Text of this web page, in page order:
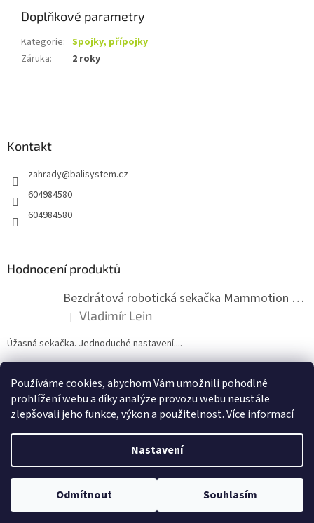
Používáme cookies, abychom Vám umožnili pohodlné
prohlížení webu a díky analýze provozu webu neustále
zlepšovali jeho funkce, výkon a použitelnost.Více informací
Nastavení
Odmítnout Souhlasím
Doplňkové parametry
Kategorie: Spojky, přípojky
Záruka: 2 roky
Kontakt
zahrady@balisystem.cz
604984580
604984580
Hodnocení produktů
Bezdrátová robotická sekačka Mammotion LUBA mini 2 1500
Hodnocení produktu je 5 z 5 hvězdiček.
| Vladimír Lein
Úžasná sekačka. Jednoduché nastavení....
ZDE NÁM MŮŽETE VLOŽIT HODNOCENÍ
Vytvořil Shoptet
Copyright 2026zahradymorava.cz . Všechna práva vyhrazena.